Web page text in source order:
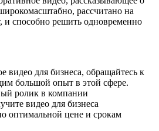
рассчитано на
и способно решить одновременно
видео для бизнеса, обращайтесь к
большой опыт в этой сфере.
ролик в компании
видео для бизнеса
оптимальной цене и срокам